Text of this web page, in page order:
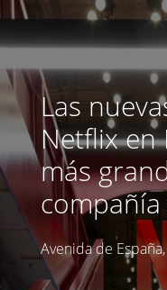
Las
Netflix
más
Avenida de